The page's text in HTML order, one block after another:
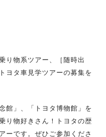
り物系ツアー、［随時出
ヨタ車見学ツアーの募集を
館」、「トヨタ博物館」を
り物好きさん！トヨタの歴
ーです。ぜひご参加くださ